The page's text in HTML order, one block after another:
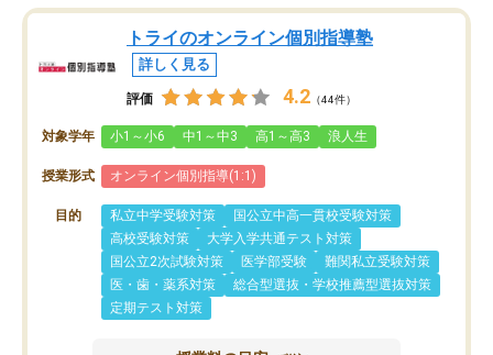
トライのオンライン個別指導塾
詳しく見る
評価 4.2 （44件）
対象学年 小1～小6 中1～中3 高1～高3 浪人生
授業形式 オンライン個別指導(1:1)
目的 私立中学受験対策
国公立中高一貫校受験対策
高校受験対策
大学入学共通テスト対策
国公立2次試験対策
医学部受験
難関私立受験対策
医・歯・薬系対策
総合型選抜・学校推薦型選抜対策
定期テスト対策